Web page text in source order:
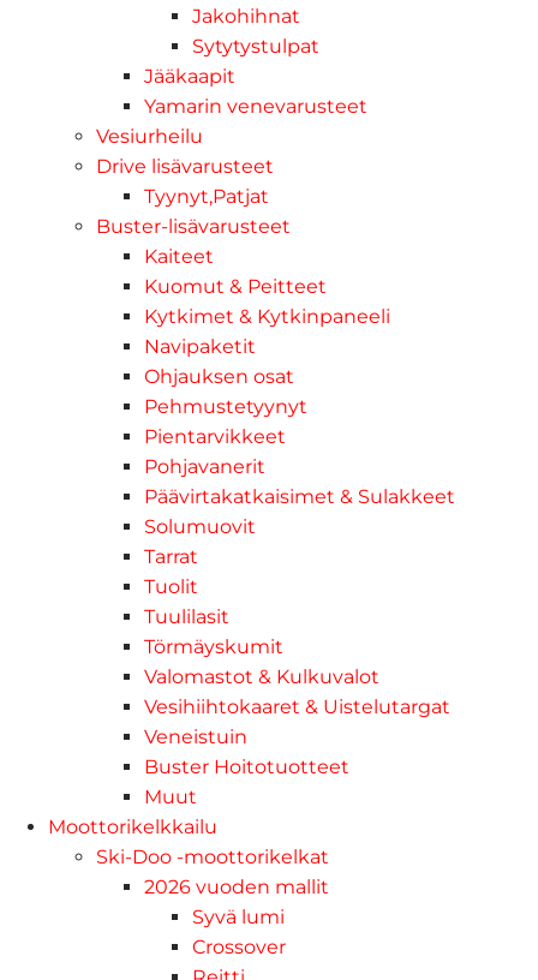
Jakohihnat
Sytytystulpat
Jääkaapit
Yamarin venevarusteet
Vesiurheilu
Drive lisävarusteet
Tyynyt,Patjat
Buster-lisävarusteet
Kaiteet
Kuomut & Peitteet
Kytkimet & Kytkinpaneeli
Navipaketit
Ohjauksen osat
Pehmustetyynyt
Pientarvikkeet
Pohjavanerit
Päävirtakatkaisimet & Sulakkeet
Solumuovit
Tarrat
Tuolit
Tuulilasit
Törmäyskumit
Valomastot & Kulkuvalot
Vesihiihtokaaret & Uistelutargat
Veneistuin
Buster Hoitotuotteet
Muut
Moottorikelkkailu
Ski-Doo -moottorikelkat
2026 vuoden mallit
Syvä lumi
Crossover